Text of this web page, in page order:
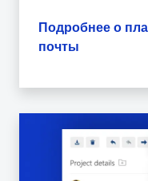
Подробнее о
почты